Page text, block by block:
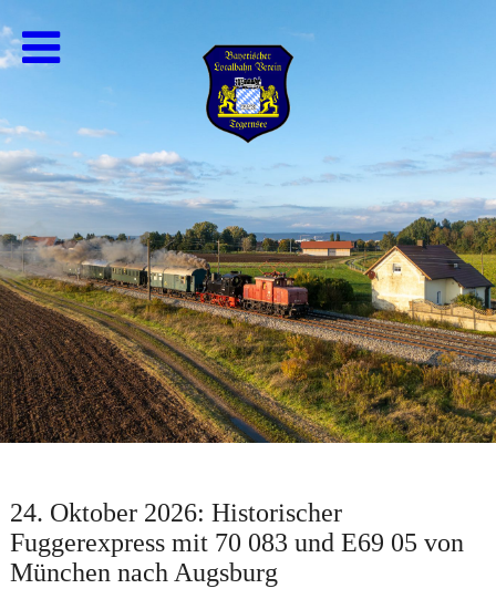
24. Oktober 2026: Historischer
Fuggerexpress mit 70 083 und E69 05 von
München nach Augsburg